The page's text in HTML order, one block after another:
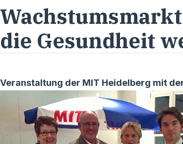
die Gesundheit
Veranstaltung der MIT Heidelberg mit